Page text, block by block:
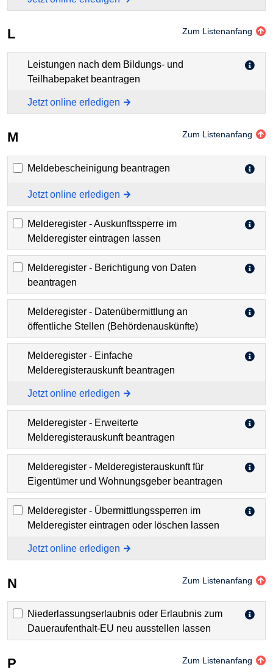
L Zum Listenanfang
Leistungen nach dem Bildungs- und
Teilhabepaket beantragen
Jetzt online erledigen
M Zum Listenanfang
Meldebescheinigung beantragen
Jetzt online erledigen
Melderegister - Auskunftssperre im
Melderegister eintragen lassen
Melderegister - Berichtigung von Daten
beantragen
Melderegister - Datenübermittlung an
öffentliche Stellen (Behördenauskünfte)
Melderegister - Einfache
Melderegisterauskunft beantragen
Jetzt online erledigen
Melderegister - Erweiterte
Melderegisterauskunft beantragen
Melderegister - Melderegisterauskunft für
Eigentümer und Wohnungsgeber beantragen
Melderegister - Übermittlungssperren im
Melderegister eintragen oder löschen lassen
Jetzt online erledigen
N Zum Listenanfang
Niederlassungserlaubnis oder Erlaubnis zum
Daueraufenthalt-EU neu ausstellen lassen
P Zum Listenanfang